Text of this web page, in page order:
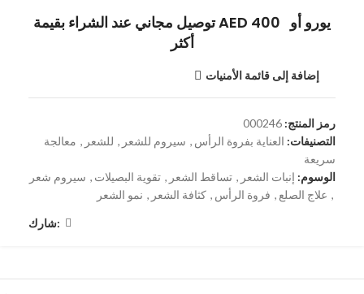
توصيل مجاني عند الشراء بقيمة AED 400 يورو أو
أكثر
إضافة إلى قائمة الأمنيات
رمز المنتج: 000246
التصنيفات: العناية بفروة الرأس , سيروم للشعر , للشعر , معالجة
سريعة
الوسوم: إنبات الشعر , تساقط الشعر , تقوية البصيلات , سيروم شعر
, علاج الصلع , فروة الرأس , كثافة الشعر , نمو الشعر
شارك: